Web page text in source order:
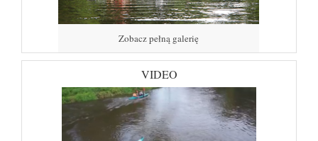
Zobacz pełną galerię
VIDEO